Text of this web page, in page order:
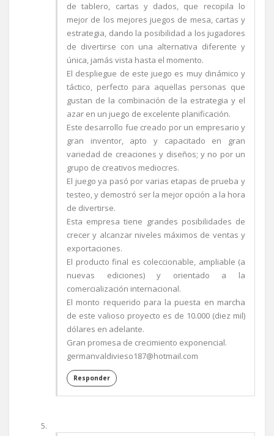
de tablero, cartas y dados, que recopila lo
mejor de los mejores juegos de mesa, cartas y
estrategia, dando la posibilidad a los jugadores
de divertirse con una alternativa diferente y
única, jamás vista hasta el momento.
El despliegue de este juego es muy dinámico y
táctico, perfecto para aquellas personas que
gustan de la combinación de la estrategia y el
azar en un juego de excelente planificación.
Este desarrollo fue creado por un empresario y
gran inventor, apto y capacitado en gran
variedad de creaciones y diseños; y no por un
grupo de creativos mediocres.
El juego ya pasó por varias etapas de prueba y
testeo, y demostró ser la mejor opción a la hora
de divertirse.
Esta empresa tiene grandes posibilidades de
crecer y alcanzar niveles máximos de ventas y
exportaciones.
El producto final es coleccionable, ampliable (a
nuevas ediciones) y orientado a la
comercialización internacional.
El monto requerido para la puesta en marcha
de este valioso proyecto es de 10.000 (diez mil)
dólares en adelante.
Gran promesa de crecimiento exponencial.
germanvaldivieso187@hotmail.com
Responder